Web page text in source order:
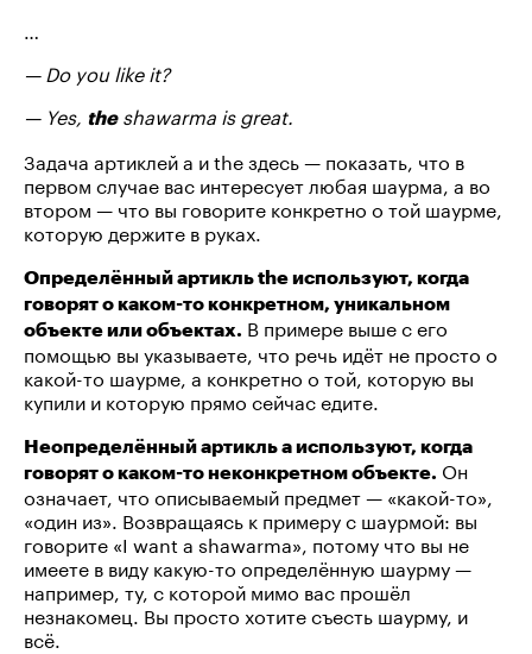
…
— Do you like it?
— Yes, theshawarma is great.
Задача артиклей a и the здесь — показать, что в
первом случае вас интересует любая шаурма, а во
втором — что вы говорите конкретно о той шаурме,
которую держите в руках.
Определённый артикль the используют, когда
говорят о каком-то конкретном, уникальном
объекте или объектах. В примере выше с его
помощью вы указываете, что речь идёт не просто о
какой-то шаурме, а конкретно о той, которую вы
купили и которую прямо сейчас едите.
Неопределённый артикль a используют, когда
говорят о каком-то неконкретном объекте. Он
означает, что описываемый предмет — «какой-то»,
«один из». Возвращаясь к примеру с шаурмой: вы
говорите «I want a shawarma», потому что вы не
имеете в виду какую-то определённую шаурму —
например, ту, с которой мимо вас прошёл
незнакомец. Вы просто хотите съесть шаурму, и
всё.